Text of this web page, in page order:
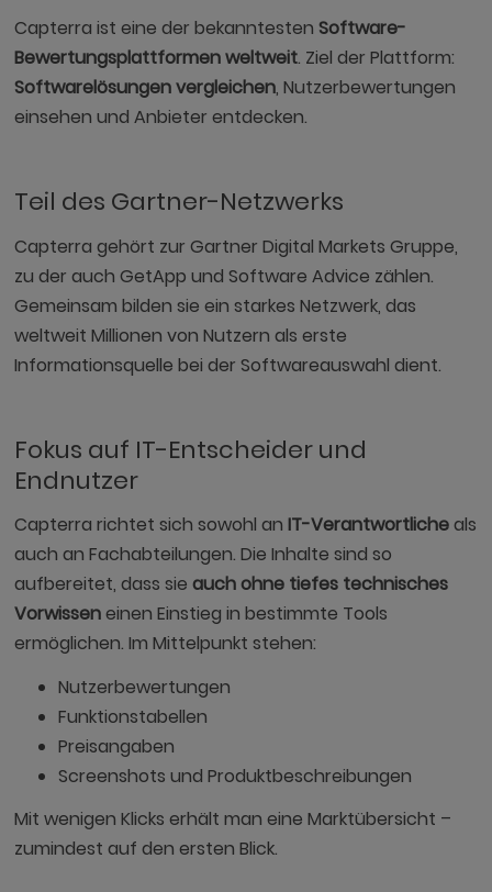
Capterra ist eine der bekanntesten Software-
Bewertungsplattformen weltweit. Ziel der Plattform:
Softwarelösungen vergleichen, Nutzerbewertungen
einsehen und Anbieter entdecken.
Teil des Gartner-Netzwerks
Capterra gehört zur Gartner Digital Markets Gruppe,
zu der auch GetApp und Software Advice zählen.
Gemeinsam bilden sie ein starkes Netzwerk, das
weltweit Millionen von Nutzern als erste
Informationsquelle bei der Softwareauswahl dient.
Fokus auf IT-Entscheider und
Endnutzer
Capterra richtet sich sowohl an IT-Verantwortlicheals
auch an Fachabteilungen. Die Inhalte sind so
aufbereitet, dass sie auch ohne tiefes technisches
Vorwisseneinen Einstieg in bestimmte Tools
ermöglichen. Im Mittelpunkt stehen:
Nutzerbewertungen
Funktionstabellen
Preisangaben
Screenshots und Produktbeschreibungen
Mit wenigen Klicks erhält man eine Marktübersicht –
zumindest auf den ersten Blick.